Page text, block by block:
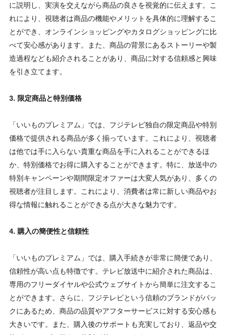
に説明し、実演を交えながら商品の良さを視覚的に伝えます。こ
れにより、視聴者は商品の機能やメリットを具体的に理解するこ
とができ、オンラインショッピングやカタログショッピングに比
べて安心感があります。また、商品の背景にあるストーリーや製
造過程なども紹介されることがあり、商品に対する信頼感と興味
を引き立てます。
3. 限定商品と特別価格
「いいものプレミアム」では、フジテレビ独自の限定商品や特別
価格で提供される商品が多く揃っています。これにより、視聴者
は他では手に入らない貴重な商品を手に入れることができるほ
か、特別価格でお得に購入することができます。特に、放送中の
特別キャンペーンや期間限定オファーは大変人気があり、多くの
視聴者が注目します。これにより、消費者は常に新しい商品やお
得な情報に触れることができる点が大きな魅力です。
4. 購入の簡便性と信頼性
「いいものプレミアム」では、購入手続きが非常に簡便であり、
信頼性が高い点も特徴です。テレビ放送中に紹介された商品は、
専用のフリーダイヤルや公式ウェブサイトから簡単に注文するこ
とができます。さらに、フジテレビという信頼のブランドがバッ
クにあるため、商品の品質やアフターサービスに対する安心感も
大きいです。また、購入後のサポートも充実しており、返品や交